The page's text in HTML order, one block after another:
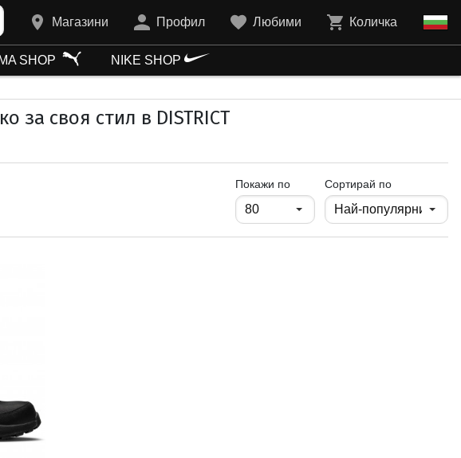
Магазини Профил Любими Количка
SHOP NIKE SHOP
за своя стил в DISTRICT
Покажи попродукти на страница
Сортирай по